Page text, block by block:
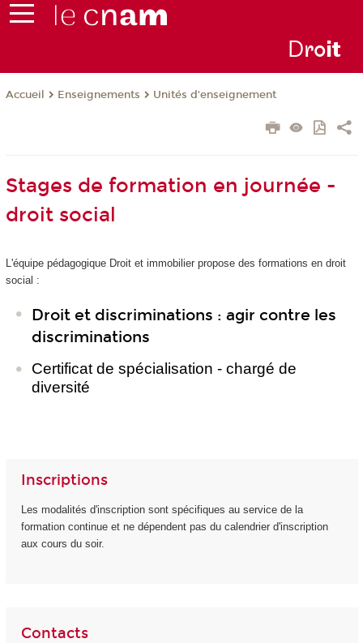
Droit
Accueil Enseignements Unités d'enseignement
Stages de formation en journée -
droit social
L'équipe pédagogique Droit et immobilier propose des formations en droit
social :
Droit et discriminations : agir contre les
discriminations
Certificat de spécialisation - chargé de
diversité
Inscriptions
Les modalités d'inscription sont spécifiques au service de la
formation continue et ne dépendent pas du calendrier d'inscription
aux cours du soir.
Contacts